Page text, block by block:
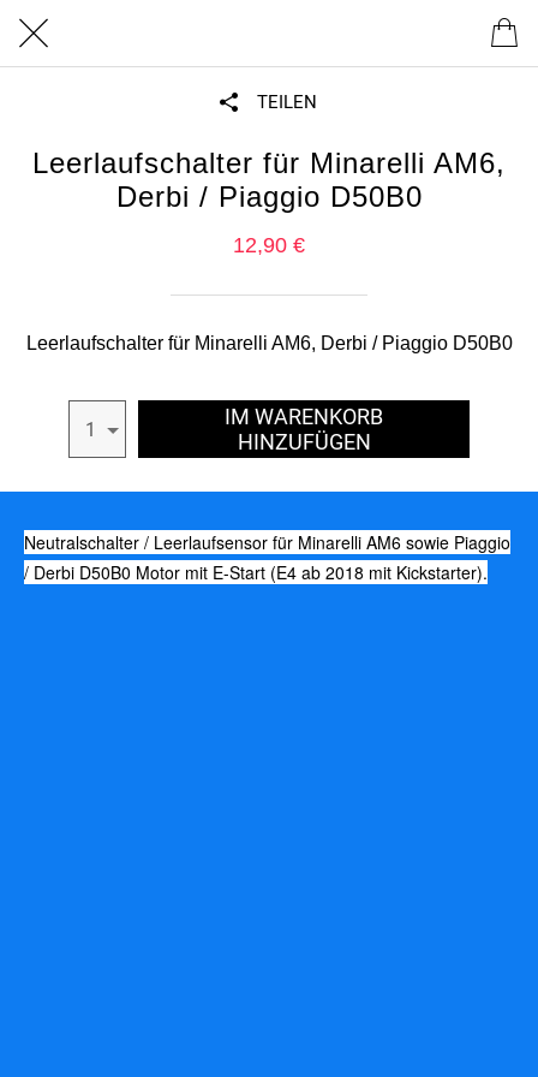
TEILEN
Leerlaufschalter für Minarelli AM6,
Derbi / Piaggio D50B0
12,90 €
Leerlaufschalter für Minarelli AM6, Derbi / Piaggio D50B0
1
IM WARENKORB
HINZUFÜGEN
Neutralschalter / Leerlaufsensor für Minarelli AM6 sowie Piaggio
/ Derbi D50B0 Motor mit E-Start (E4 ab 2018 mit Kickstarter).